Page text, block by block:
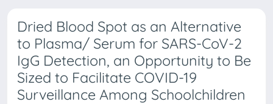
Dried Blood Spot as an Alternative
to Plasma/ Serum for SARS-CoV-2
IgG Detection, an Opportunity to Be
Sized to Facilitate COVID-19
Surveillance Among Schoolchildren